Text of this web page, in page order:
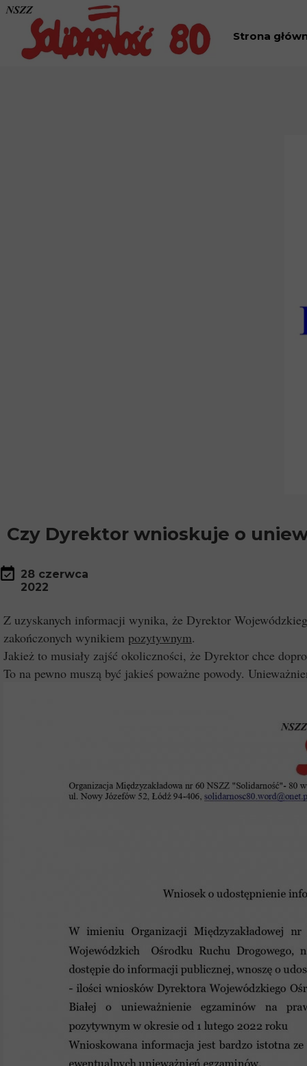
28 czerwca
2022
Z uzyskanych informacji wynika, że Dyrektor
zakończonych wynikiem pozytywnym.
Jakież to musiały zajść okoliczności, że Dyrektor chce
To na pewno muszą być jakieś poważne powody.
Czy Dyrektor wnioskuje o
Strona